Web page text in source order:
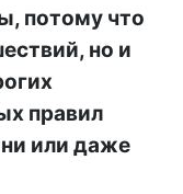
потому что
но и
правил
или даже